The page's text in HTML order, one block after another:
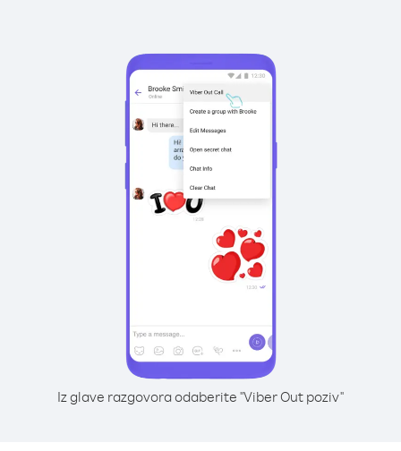
Iz glave razgovora odaberite "Viber Out poziv"